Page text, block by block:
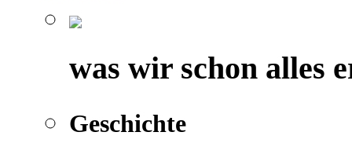
was wir schon alles
Geschichte